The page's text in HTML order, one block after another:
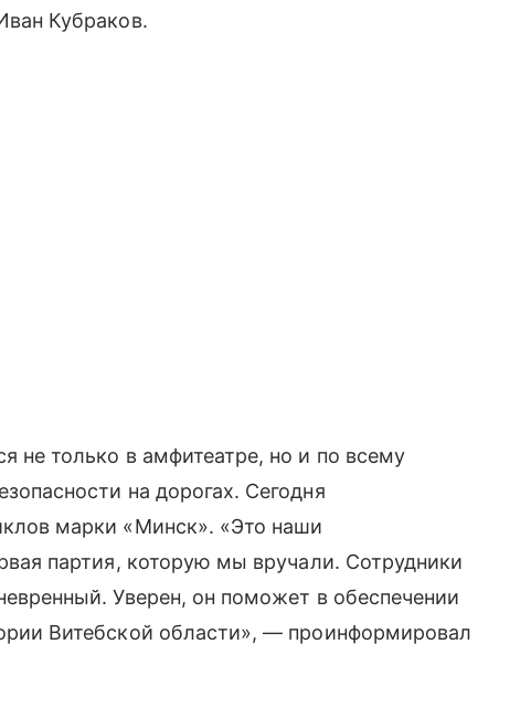
Кубраков.
не только в амфитеатре, но и по всему
на дорогах. Сегодня
марки «Минск». «Это наши
партия, которую мы вручали. Сотрудники
Уверен, он поможет в обеспечении
Витебской области», — проинформировал